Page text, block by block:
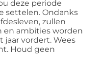
deze periode
settelen. Ondanks
zullen
en ambities worden
jaar vordert. Wees
Houd geen